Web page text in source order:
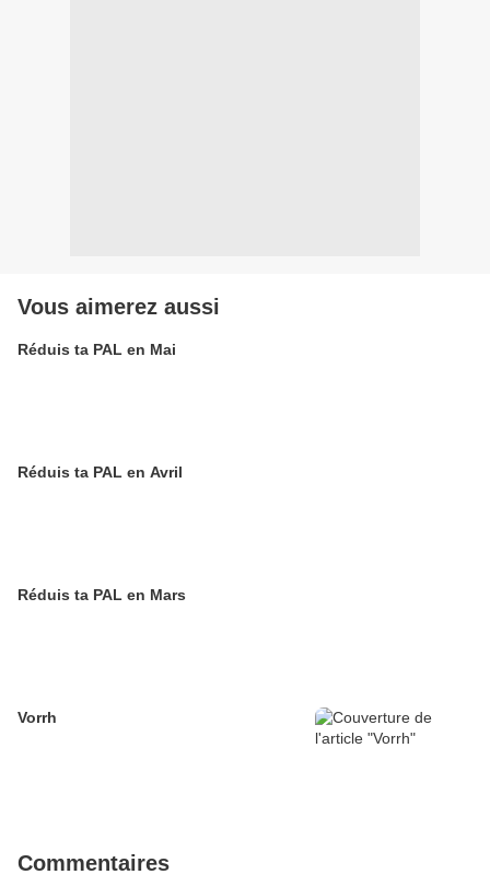
Vous aimerez aussi
Réduis ta PAL en Mai
Réduis ta PAL en Avril
Réduis ta PAL en Mars
Vorrh
Commentaires